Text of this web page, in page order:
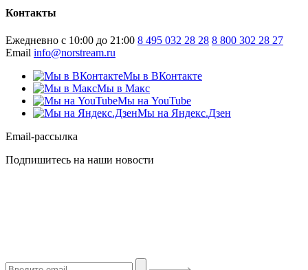
Контакты
Ежедневно с 10:00 до 21:00 8 495 032 28 28 8 800 302 28 27
Email info@norstream.ru
Мы в ВКонтакте
Мы в Макс
Мы на YouTube
Мы на Яндекс.Дзен
Email-рассылка
Подпишитесь на наши новости